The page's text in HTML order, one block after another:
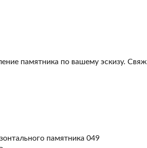
памятника по вашему эскизу.
памятника 049